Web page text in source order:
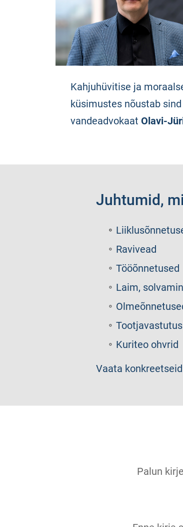
Kahjuhüvitise ja
küsimustes nõustab sind
vandeadvokaatOlavi-
Juhtumid,
Ravivead
Tööõnnetused
Laim,
Tootjavastutus
Kuriteo ohvrid
Vaata
Palun